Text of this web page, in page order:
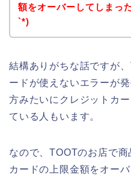
額をオーバーしてしまっ
`*)
結構ありがちな話ですが
ードが使えないエラーが
方みたいにクレジットカ
ている人もいます。
なので、TOOTのお店で
カードの上限金額をオー